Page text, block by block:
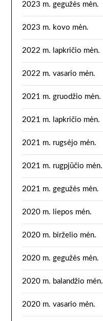
2023 m. gegužės mėn.
2023 m. kovo mėn.
2022 m. lapkričio mėn.
2022 m. vasario mėn.
2021 m. gruodžio mėn.
2021 m. lapkričio mėn.
2021 m. rugsėjo mėn.
2021 m. rugpjūčio mėn.
2021 m. gegužės mėn.
2020 m. liepos mėn.
2020 m. birželio mėn.
2020 m. gegužės mėn.
2020 m. balandžio mėn.
2020 m. vasario mėn.